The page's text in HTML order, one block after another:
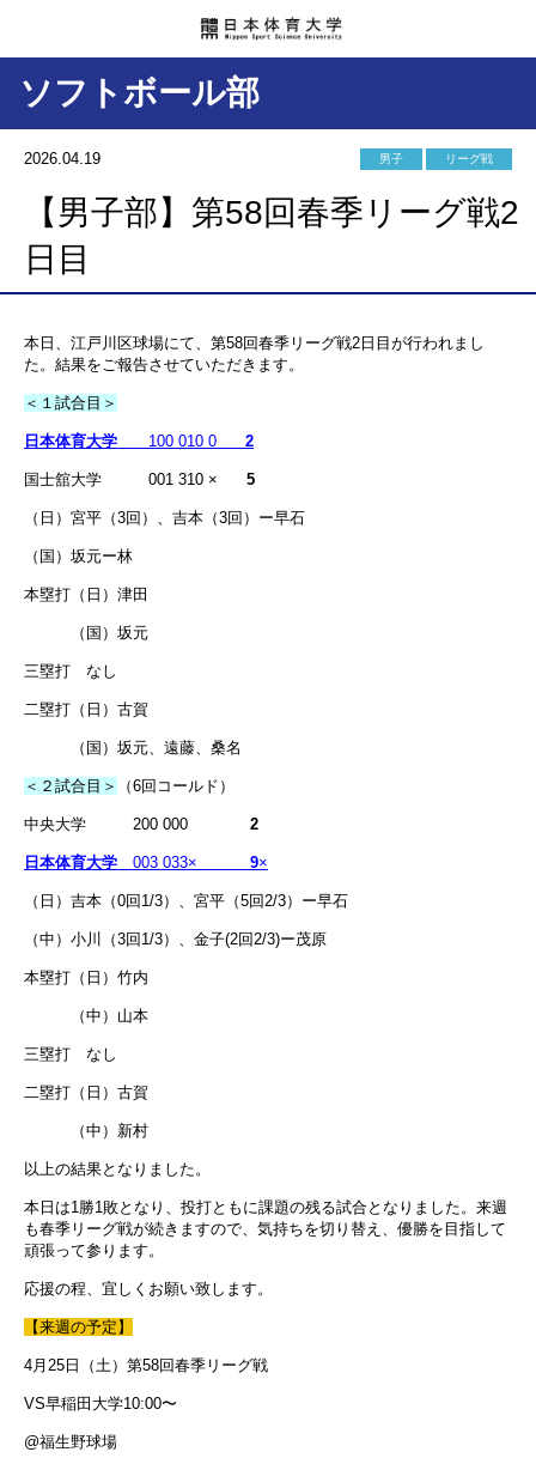
ソフトボール部
2026.04.19 男子 リーグ戦
【男子部】第58回春季リーグ戦2
日目
本日、江戸川区球場にて、第58回春季リーグ戦2日目が行われまし
た。結果をご報告させていただきます。
＜１試合目＞
日本体育大学 100 010 0 2
国士舘大学 001 310 × 5
（日）宮平（3回）、吉本（3回）ー早石
（国）坂元ー林
本塁打（日）津田
（国）坂元
三塁打 なし
二塁打（日）古賀
（国）坂元、遠藤、桑名
＜２試合目＞ （6回コールド）
中央大学 200 000 2
日本体育大学 003 033× 9×
（日）吉本（0回1/3）、宮平（5回2/3）ー早石
（中）小川（3回1/3）、金子(2回2/3)ー茂原
本塁打（日）竹内
（中）山本
三塁打 なし
二塁打（日）古賀
（中）新村
以上の結果となりました。
本日は1勝1敗となり、投打ともに課題の残る試合となりました。来週
も春季リーグ戦が続きますので、気持ちを切り替え、優勝を目指して
頑張って参ります。
応援の程、宜しくお願い致します。
【来週の予定】
4月25日（土）第58回春季リーグ戦
VS早稲田大学10:00〜
@福生野球場